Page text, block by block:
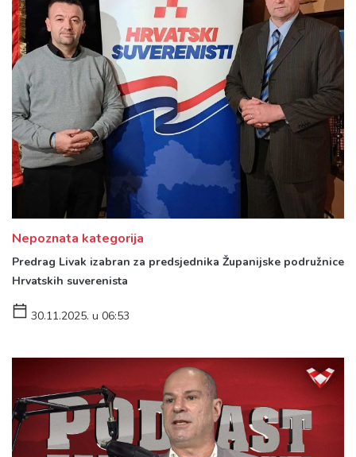
Nepoznata kategorija
Predrag Livak izabran za predsjednika Županijske podružnice
Hrvatskih suverenista
30.11.2025. u 06:53